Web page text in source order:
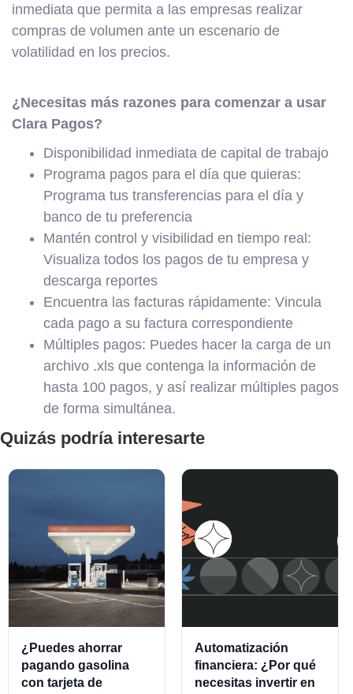
inmediata que permita a las empresas realizar
compras de volumen ante un escenario de
volatilidad en los precios.
¿Necesitas más razones para comenzar a usar
Clara Pagos?
Disponibilidad inmediata de capital de trabajo
Programa pagos para el día que quieras:
Programa tus transferencias para el día y
banco de tu preferencia
Mantén control y visibilidad en tiempo real:
Visualiza todos los pagos de tu empresa y
descarga reportes
Encuentra las facturas rápidamente: Vincula
cada pago a su factura correspondiente
Múltiples pagos: Puedes hacer la carga de un
archivo .xls que contenga la información de
hasta 100 pagos, y así realizar múltiples pagos
de forma simultánea.
Quizás podría interesarte
¿Puedes ahorrar
pagando gasolina
con tarjeta de
Automatización
financiera: ¿Por qué
necesitas invertir en